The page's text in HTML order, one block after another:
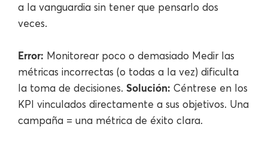
a la vanguardia sin tener que pensarlo dos
veces.
Error: Monitorear poco o demasiado Medir las
métricas incorrectas (o todas a la vez) dificulta
la toma de decisiones. Solución: Céntrese en los
KPI vinculados directamente a sus objetivos. Una
campaña = una métrica de éxito clara.